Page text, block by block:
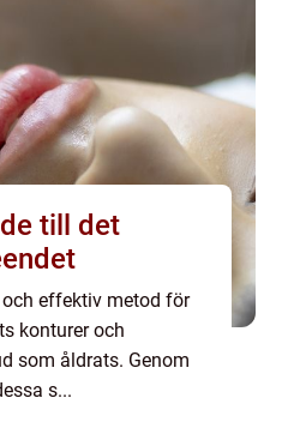
till det
effektiv metod för
konturer och
som åldrats. Genom
s...